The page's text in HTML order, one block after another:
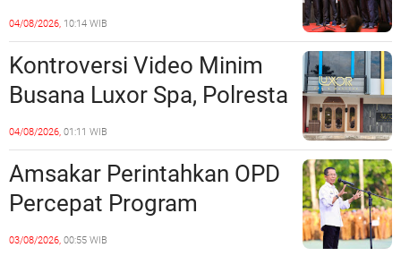
Perkuat Kerukunan dan
Sinergi dengan Pemko
Batam
04/08/2026, 10:14 WIB
Kontroversi Video Minim
Busana Luxor Spa, Polresta
Barelang Usut Tuntas
Unsur Pelanggaran Hukum
04/08/2026, 01:11 WIB
Amsakar Perintahkan OPD
Percepat Program
Prioritas, Targetkan
03/08/2026, 00:55 WIB